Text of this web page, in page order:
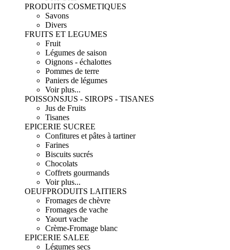
PRODUITS COSMETIQUES
Savons
Divers
FRUITS ET LEGUMES
Fruit
Légumes de saison
Oignons - échalottes
Pommes de terre
Paniers de légumes
Voir plus...
POISSONSJUS - SIROPS - TISANES
Jus de Fruits
Tisanes
EPICERIE SUCREE
Confitures et pâtes à tartiner
Farines
Biscuits sucrés
Chocolats
Coffrets gourmands
Voir plus...
OEUFPRODUITS LAITIERS
Fromages de chèvre
Fromages de vache
Yaourt vache
Crème-Fromage blanc
EPICERIE SALEE
Légumes secs